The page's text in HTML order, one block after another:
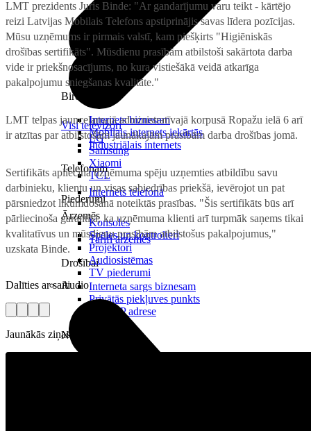
Birojam
Internets biznesam
Mobilais internets iekārtās
Industriālais internets
Telefonam
Internets telefonā
Ārzemēs
Tarifi ārzemēs
Drošībai
Interneta sargs biznesam
Privātās piekļuves punkts
Reālā IP adrese
Noderīgi
Visi televizori
LG
Samsung
Xiaomi
TCL
Piederumi
Konsoles
Spēles un kontrolieri
Projektori
Audiosistēmas
TV piederumi
Audio
LMT prezidents Juris Binde: "Ar gandarījumu varu teikt - kārtējo
reizi Latvijas Mobilais Telefons apstiprinājis savas līdera pozīcijas.
Mūsu uzņēmums ir pirmais valstī, kam piešķirts "Higiēniskās
drošības sertifikāts". Mūsdienu prasībām atbilstoši sakārtota darba
vide ir priekšnosacījums, no kura vistiešākā veidā atkarīga
pakalpojumu sniegšanas kvalitāte."
LMT telpas jaunceļamajā administratīvajā korpusā Ropažu ielā 6 arī
ir atzītas par atbilstošām jaunākajām prasībām darba drošības jomā.
Sertifikāts apliecina uzņēmuma spēju uzņemties atbildību savu
darbinieku, klientu un visas sabiedrības priekšā, ievērojot un pat
pārsniedzot likumdošanā noteiktās prasības. "Šis sertifikāts būs arī
pārliecinoša garantija, ka uzņēmuma klienti arī turpmāk saņems tikai
kvalitatīvus un mūsdienu prasībām atbilstošus pakalpojumus,"
uzskata Binde.
Dalīties ar saiti
Jaunākās ziņas